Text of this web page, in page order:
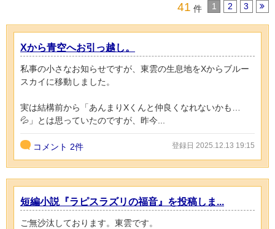
41 件 1 2 3
Xから青空へお引っ越し。
私事の小さなお知らせですが、東雲の生息地をXからブルー
スカイに移動しました。
実は結構前から「あんまりXくんと仲良くなれないかも…
💦」とは思っていたのですが、昨今...
コメント 2件 登録日 2025.12.13 19:15
短編小説『ラピスラズリの福音』を投稿しま...
ご無沙汰しております。東雲です。